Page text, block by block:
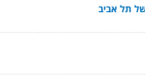
תל אביב